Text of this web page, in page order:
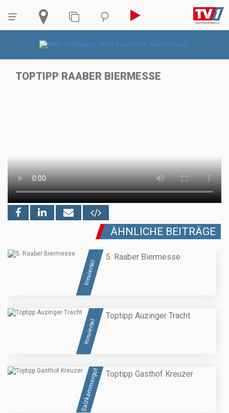
TOPTIPP RAABER BIERMESSE
ÄHNLICHE BEITRÄGE
Innviertel
5. Raaber Biermesse
Innviertel
Toptipp Auzinger Tracht
Salzkammergut Toptipp Gasthof Kreuzer